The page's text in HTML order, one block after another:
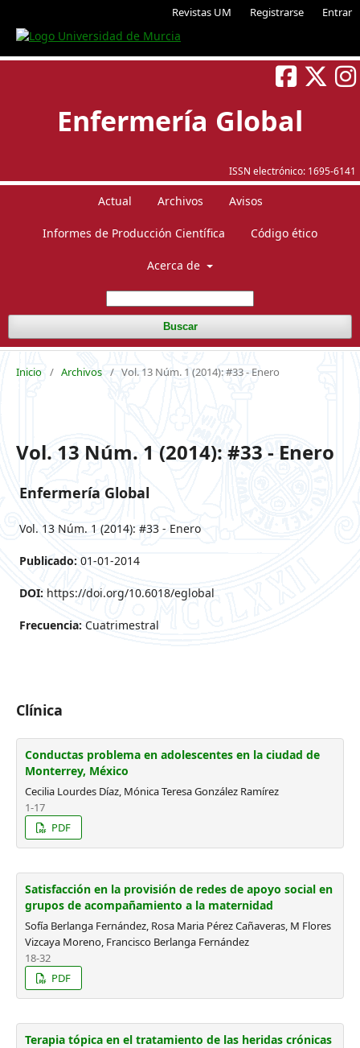
Revistas UM Registrarse Entrar
ISSN electrónico: 1695-6141
Enfermería Global
Actual Archivos Avisos
Informes de Producción Científica Código ético
Acerca de
Buscar
Inicio / Archivos / Vol. 13 Núm. 1 (2014): #33 - Enero
Vol. 13 Núm. 1 (2014): #33 - Enero
Enfermería Global
Vol. 13 Núm. 1 (2014): #33 - Enero
Publicado: 01-01-2014
DOI: https://doi.org/10.6018/eglobal
Frecuencia: Cuatrimestral
Clínica
Conductas problema en adolescentes en la ciudad de
Monterrey, México
Cecilia Lourdes Díaz, Mónica Teresa González Ramírez
1-17
PDF
Satisfacción en la provisión de redes de apoyo social en
grupos de acompañamiento a la maternidad
Sofía Berlanga Fernández, Rosa Maria Pérez Cañaveras, M Flores
Vizcaya Moreno, Francisco Berlanga Fernández
18-32
PDF
Terapia tópica en el tratamiento de las heridas crónicas